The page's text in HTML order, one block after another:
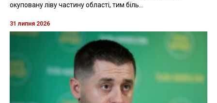
окуповану ліву частину області, тим біль...
31 липня 2026